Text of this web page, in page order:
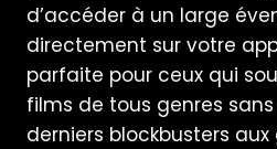
d’accéder à un large
directement sur votre
parfaite pour ceux qui
films de tous genres
derniers blockbusters